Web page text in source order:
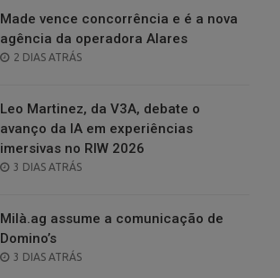
Made vence concorrência e é a nova
agência da operadora Alares
POSTED
2 DIAS ATRÁS
Leo Martinez, da V3A, debate o
avanço da IA em experiências
imersivas no RIW 2026
POSTED
3 DIAS ATRÁS
Milà.ag assume a comunicação de
Domino’s
POSTED
3 DIAS ATRÁS